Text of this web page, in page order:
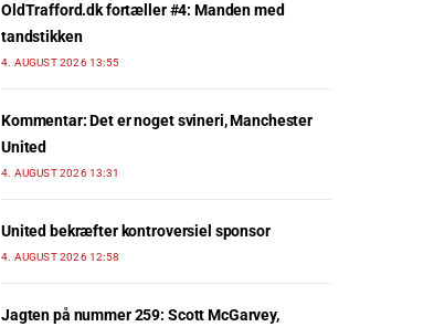
OldTrafford.dk fortæller #4: Manden med
tandstikken
4. AUGUST 2026 13:55
Kommentar: Det er noget svineri, Manchester
United
4. AUGUST 2026 13:31
United bekræfter kontroversiel sponsor
4. AUGUST 2026 12:58
Jagten på nummer 259: Scott McGarvey,